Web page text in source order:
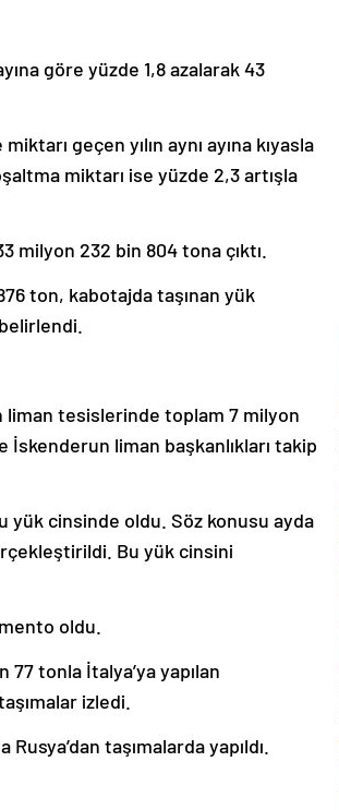
göre yüzde 1,8 azalarak 43
geçen yılın aynı ayına kıyasla
miktarı ise yüzde 2,3 artışla
milyon 232 bin 804 tona çıktı.
ton, kabotajda taşınan yük
liman tesislerinde toplam 7 milyon
liman başkanlıkları takip
yük cinsinde oldu. Söz konusu ayda
Bu yük cinsini
oldu.
tonla İtalya’ya yapılan
izledi.
taşımalarda yapıldı.